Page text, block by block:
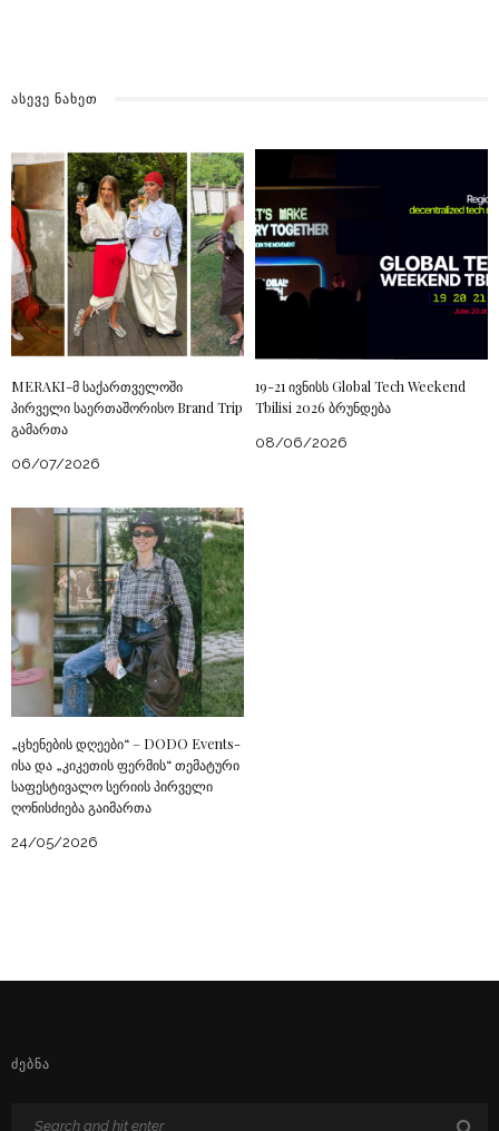
ᲐᲡᲔᲕᲔ ᲜᲐᲮᲔᲗ
MERAKI-მ საქართველოში
პირველი საერთაშორისო Brand Trip
გამართა
06/07/2026
19-21 ივნისს Global Tech Weekend
Tbilisi 2026 ბრუნდება
08/06/2026
„ცხენების დღეები“ – DODO Events-
ისა და „კიკეთის ფერმის“ თემატური
საფესტივალო სერიის პირველი
ღონისძიება გაიმართა
24/05/2026
ᲫᲔᲑᲜᲐ